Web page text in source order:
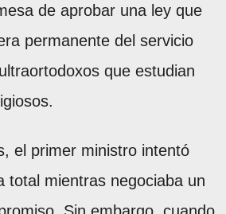
de aprobar una ley que
permanente del servicio
que estudian
el primer ministro intentó
total mientras negociaba un